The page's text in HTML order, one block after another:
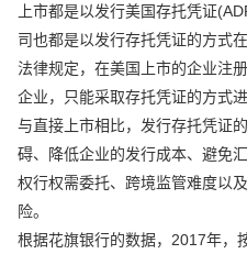
上市都是以发行美国存托凭证
司也都是以发行存托凭证的方式
法律规定，在美国上市的企业注
企业，只能采取存托凭证的方式
与直接上市相比，发行存托凭证
碍、降低企业的发行成本、避免
权行权需委托、跨境监管难度以
险。
根据花旗银行的数据，2017年，